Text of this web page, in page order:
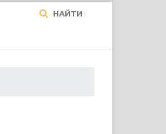
НАЙТИ